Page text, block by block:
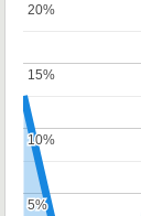
5%
5%
10%
10%
15%
15%
20%
20%